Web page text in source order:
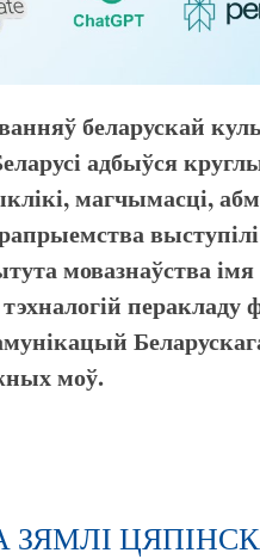
беларускай
адбыўся
магчымасці,
мовазнаўства
перакладу
моў.
ЗЯМЛІ